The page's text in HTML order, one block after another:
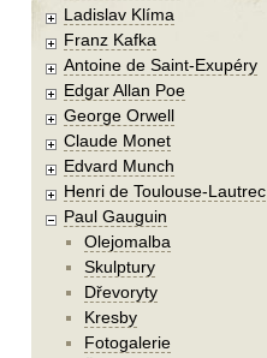
Ladislav Klíma
Franz Kafka
Antoine de Saint-Exupéry
Edgar Allan Poe
George Orwell
Claude Monet
Edvard Munch
Henri de Toulouse-Lautrec
Paul Gauguin
Olejomalba
Skulptury
Dřevoryty
Kresby
Fotogalerie